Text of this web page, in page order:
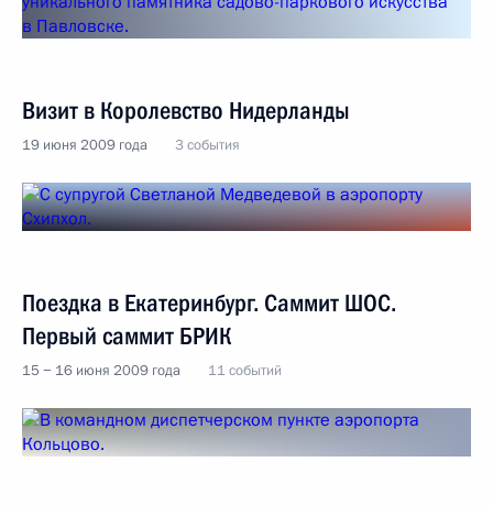
Визит в Королевство Нидерланды
19 июня 2009 года 3 события
Поездка в Екатеринбург. Саммит ШОС.
Первый саммит БРИК
15 − 16 июня 2009 года 11 событий